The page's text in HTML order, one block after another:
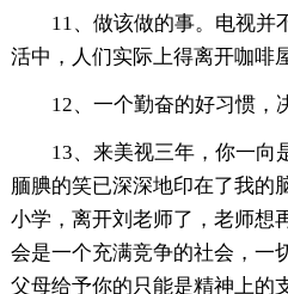
11、做该做的事。电视并
活中，人们实际上得离开咖啡
12、一个勤奋的好习惯，
13、来美视三年，你一向
腼腆的笑已深深地印在了我的
小学，离开刘老师了，老师想
会是一个充满竞争的社会，一
父母给予你的只能是精神上的